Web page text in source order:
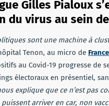
Gilles Pialoux
du virus au sein
sont une machine à
Tenon, au micro de
au Covid-19 progresse de
électoraux en présentiel,
explique que ce n’est pas
arriver en car, non